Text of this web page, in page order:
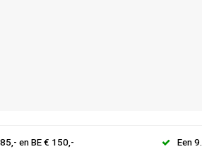
en BE € 150,- Een